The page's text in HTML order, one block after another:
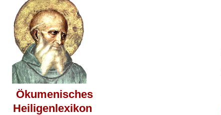
Ökumenisches
Heiligenlexikon